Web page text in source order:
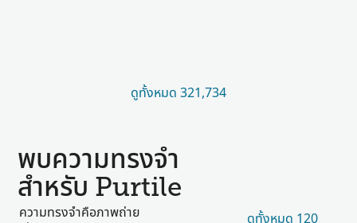
ดูทั้งหมด 321,734
พบความทรงจำ
สำหรับ Purtile
ความทรงจำคือภาพถ่าย
ดูทั้งหมด 120